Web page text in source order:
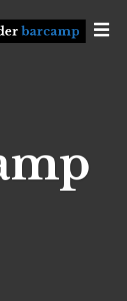
barcamp